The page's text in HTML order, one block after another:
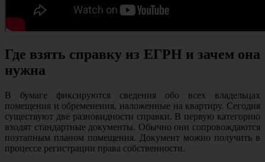
Где взять справку из ЕГРН и зачем она
нужна
В бумаге фиксируются сведения обо всех владельцах
помещения и обременения, наложенные на квартиру. Сегодня
существуют две разновидности справки. В первую категорию
входят стандартные документы. Обычно они сопровождаются
поэтапным планом помещения. Документ можно получить в
процессе регистрации права собственности.